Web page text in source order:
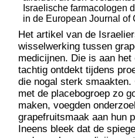
Het artikel van de
wisselwerking tussen
medicijnen. Die is aan het
tachtig ontdekt tijdens
die nogal sterk
met de placebogroep zo
maken, voegden
grapefruitsmaak aan hun
Ineens bleek dat de